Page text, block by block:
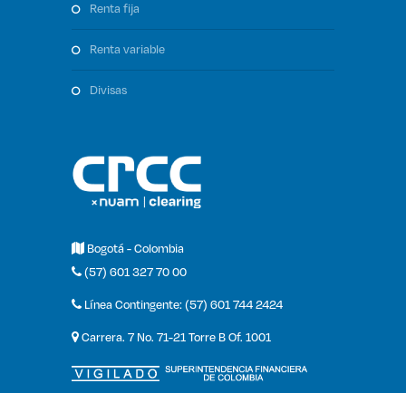
renta fija
renta variable
divisas
Bogotá - Colombia
(57) 601 327 70 00
Línea Contingente: (57) 601 744 2424
Carrera. 7 No. 71-21 Torre B Of. 1001